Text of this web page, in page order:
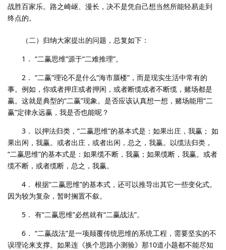
战胜百家乐。路之崎岖、漫长，决不是凭自己想当然所能轻易走到
终点的。
（二）归纳大家提出的问题，总复如下：
1． “二赢思维”源于“二难推理”。
2． “二赢”理论不是什么“海市蜃楼”，而是现实生活中常有的
事。例如，你或者押庄或者押闲，或者断缆或者不断缆，赌场都是
赢。这就是典型的“二赢”现象。是否应该认真想一想，赌场能用“二
赢”定律永远赢，我是否也能呢？
3． 以押法归类，“二赢思维”的基本式是：如果出庄，我赢； 如
果出闲，我赢。或者出庄，或者出闲，总之，我赢。以缆法归类，
“二赢思维”的基本式是：如果缆不断，我赢；如果缆断，我赢。或者
缆不断，或者缆断，总之，我赢。
4． 根据“二赢思维”的基本式，还可以推导出其它一些变化式。
因为较为复杂，暂时搁置不叙。
5． 有“二赢思维”必然就有“二赢战法”。
6． “二赢战法”是一项颠覆传统思维的系统工程，需要坚实的不
误理论来支撑。如果连《换个思路小测验》那10道小题都不能尽知